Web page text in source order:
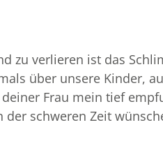
zu verlieren ist das
über unsere Kinder,
Frau mein tief
schweren Zeit